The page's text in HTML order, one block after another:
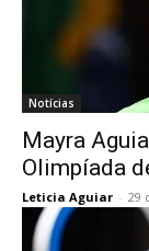
Notícias
Mayra
Olimpíada
Leticia Aguiar - 29